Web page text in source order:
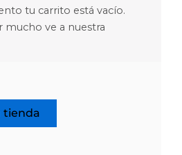
tu carrito está vacío.
mucho ve a nuestra
tienda